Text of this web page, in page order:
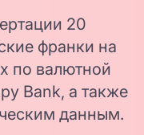
20
франки на
по валютной
Bank, а также
данным.